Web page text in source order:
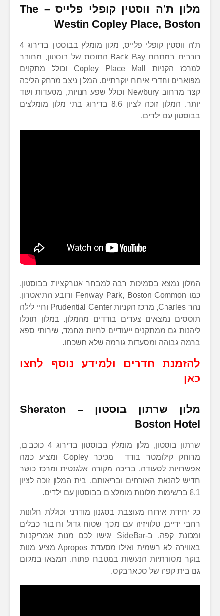
מלון ת’ה ווסטין קופלי פלייס –
The
Westin Copley Place, Boston
ת’ה ווסטין קופלי פלייס, מלון מומלץ בבוסטון בדירוג 4
כוכבים במתחם Back Bay התוסס של בוסטון, מחובר
למרכז הקניות Copley Place Mall וכולל מתקנים
מפוארים וחדרי אירוח יוקרתיים. המלון ניצב מרחק הליכה
קצר מרחוב Newbury וכולל שפע חנויות, מסעדות ועוד
יותר. המלון זוכה לציון 8.6 בדירוג בתי מלון מומלצים
בבוסטון עם ילדים.
המלון נמצא בסמיכות רבה למבחר אטרקציות בבוסטון,
כמו Fenway Park, Boston Common ורובע התיאטרון.
נהר Charles, מרכז הקניות Prudential Center וחיי לילה
תוססים נמצאים צעדים בודדים מהמלון. במלון תוכלו
ליהנות גם ממתקנים ייעודיים לחיות מחמד, שירותי ספא
ברמה גבוהה ומסעדות גורמה שלא תשכחו.
להזמנת חדרים ולמידע נוסף לחצו
כאן
מלון שרתון בוסטון – Sheraton
Boston Hotel
שרתון בוסטון, מלון מומלץ בבוסטון בדירוג 4 כוכבים,
מרוחק קילומטר בודד מכיכר Copley ומציע כמה
אפשרויות לסעודה, בריכה מקורה אלגנטית ומרכז כושר
חדיש להנאת האורחים ובריאותם. בית המלון זוכה לציון
8.1 ברשימות מלונות מומלצים בבוסטון עם ילדים.
כל יחידת אירוח מעוצבת בסגנון מודרני וכוללת חלונות
רחבי ידיים, טלוויזיה עם מסך שטוח גדול וחיבור כבלים
ומכונת קפה. ב-SideBar יגישו לכם מנות אמריקניות
באווירה לא רשמית ואילו מסעדת Apropos מציע מנות
בוקר מסורתיות הנעשות במטבח פתוח. תמצאו במקום
גם בית קפה של סטארבקס.